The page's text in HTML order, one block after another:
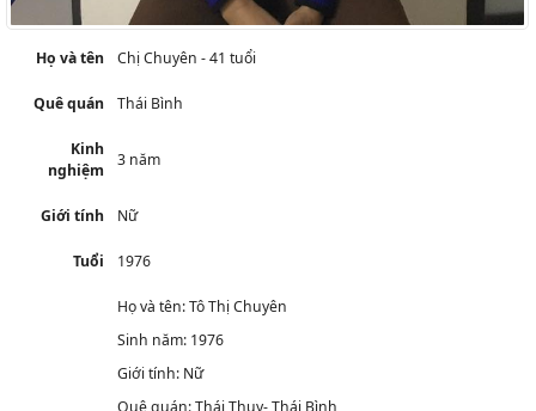
Họ và tên Chị Chuyên - 41 tuổi
Quê quán Thái Bình
Kinh
nghiệm
3 năm
Giới tính Nữ
Tuổi 1976
Họ và tên:Tô Thị Chuyên
Sinh năm: 1976
Giới tính: Nữ
Quê quán:Thái Thụy- Thái Bình